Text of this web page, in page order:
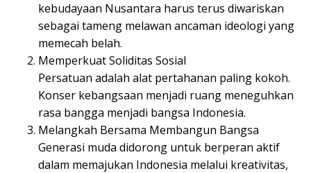
kebudayaan Nusantara harus terus diwariskan
sebagai tameng melawan ancaman ideologi yang
memecah belah.
Memperkuat Soliditas Sosial
Persatuan adalah alat pertahanan paling kokoh.
Konser kebangsaan menjadi ruang meneguhkan
rasa bangga menjadi bangsa Indonesia.
Melangkah Bersama Membangun Bangsa
Generasi muda didorong untuk berperan aktif
dalam memajukan Indonesia melalui kreativitas,